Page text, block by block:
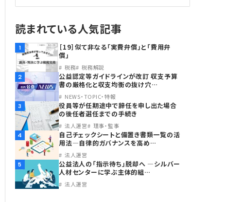
読まれている人気記事
1
［19］似て非なる「実費弁償」と「費用弁
償」
税務 税務解説
2
公益認定等ガイドラインが改訂 収支予算
書の厳格化と収支均衡の抜け穴…
NEWS・TOPIC・特報
3
役員等が任期途中で辞任を申し出た場合
の後任者選任までの手続き
法人運営 理事・監事
4
自己チェックシートと備置き書類一覧の活
用法―自律的ガバナンスを高め…
法人運営
5
公益法人の「指示待ち」脱却へ ―シルバー
人材センターに学ぶ主体的組…
法人運営